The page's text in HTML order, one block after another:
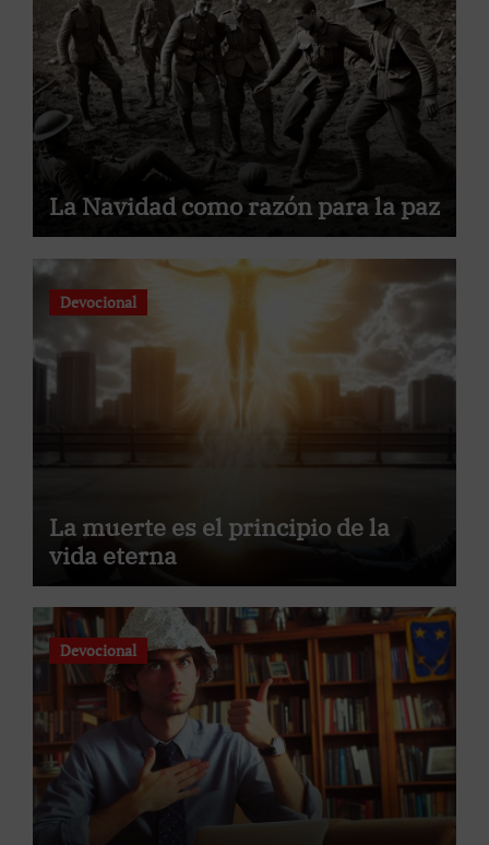
La Navidad como razón para la paz
Devocional
La muerte es el principio de la
vida eterna
Devocional